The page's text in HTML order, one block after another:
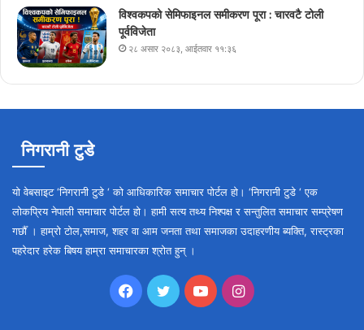
विश्वकपको सेमिफाइनल समीकरण पूरा : चारवटै टोली
पूर्वविजेता
२८ असार २०८३, आईतवार ११:३६
निगरानी टुडे
यो वेबसाइट ‘निगरानी टुडे ‘ को आधिकारिक समाचार पोर्टल हो। ‘निगरानी टुडे ‘ एक
लोकप्रिय नेपाली समाचार पोर्टल हो। हामी सत्य तथ्य निश्पक्ष र सन्तुलित समाचार सम्प्रेषण
गर्छौँ । हाम्रो टोल,समाज, शहर वा आम जनता तथा समाजका उदाहरणीय ब्यक्ति, रास्ट्रका
पहरेदार हरेक बिषय हाम्रा समाचारका श्रोत हुन् ।
Facebook
TwitterYouTubeInstagram